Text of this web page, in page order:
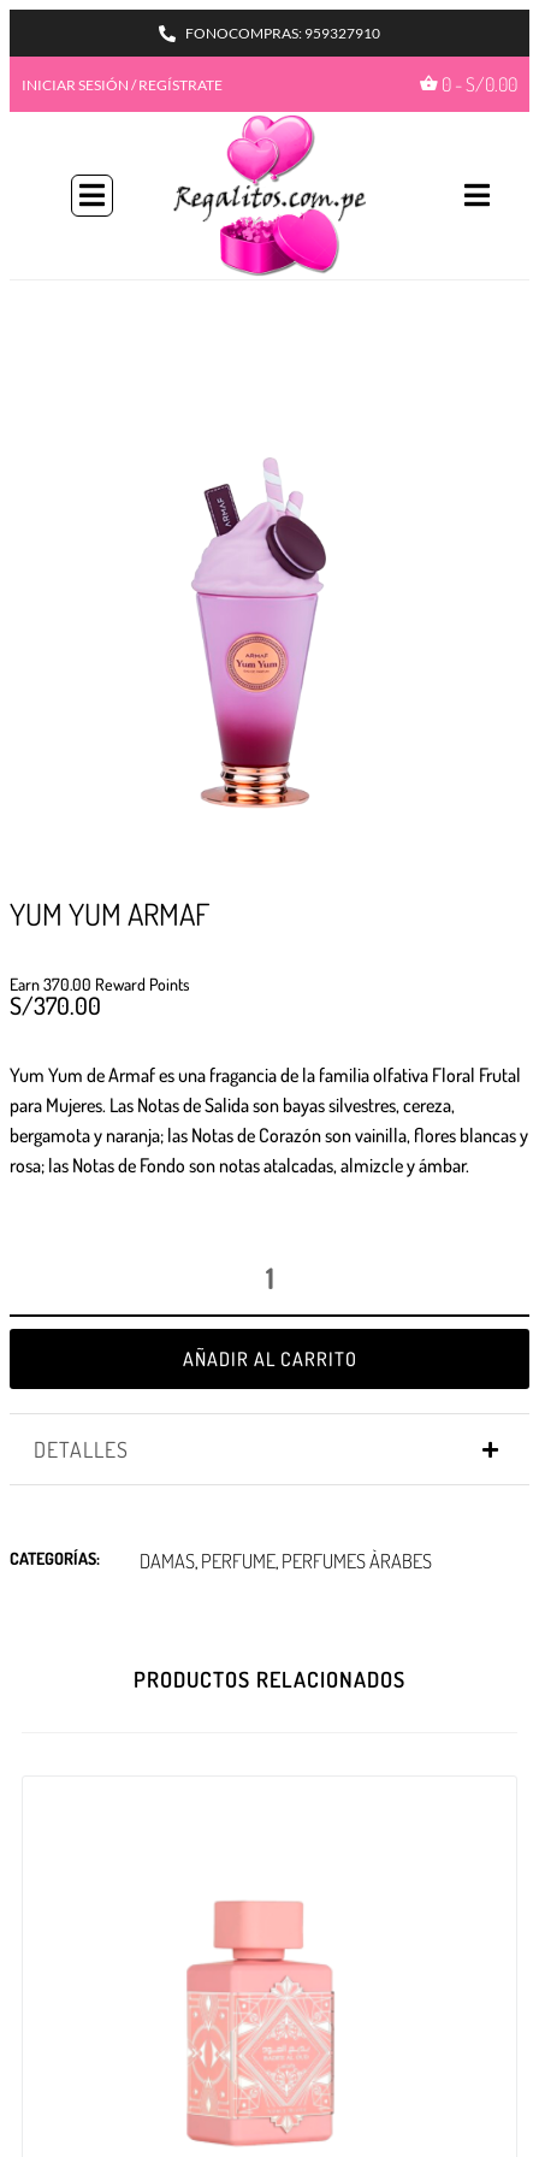
FONOCOMPRAS: 959327910
INICIAR SESIÓN / REGÍSTRATE 0-S/0.00
YUM YUM ARMAF
Earn 370.00 Reward Points
S/370.00
Yum Yum de Armafes una fragancia de la familia olfativa Floral Frutal
para Mujeres. Las Notas de Salida son bayas silvestres, cereza,
bergamota y naranja; las Notas de Corazón son vainilla, flores blancas y
rosa; las Notas de Fondo son notas atalcadas, almizcle y ámbar.
AÑADIR AL CARRITO
DETALLES
CATEGORÍAS: DAMAS, PERFUME, PERFUMES ÀRABES
PRODUCTOS RELACIONADOS
BIENVENIDA A NUESTRO
PROGAMA GIFTBENEFITS
HAZTE MIEMBRO
Con más formas de desbloquear beneficios
emocionantes, este es su pase de acceso total a
Ir a mis
GIFTPOINTS
!Gana GiftPoints por diferentes acciones y
convierte esos GiftPoints en increíbles
recompensas!
Formas de ganar
Formas de canjear